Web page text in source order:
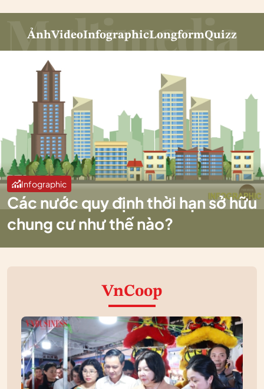
ẢnhVideoInfographicLongformQuizz
Infographic
Các nước quy định thời hạn sở hữu
chung cư như thế nào?
VnCoop